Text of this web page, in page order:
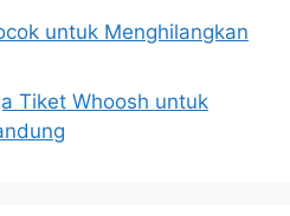
untuk Menghilangkan
Tiket Whoosh untuk